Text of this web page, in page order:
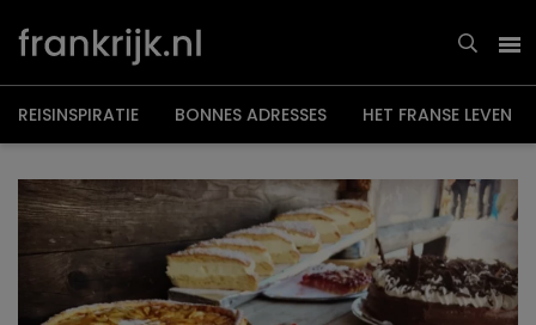
naar
inhoud
REISINSPIRATIE BONNES ADRESSES HET FRANSE LEVEN